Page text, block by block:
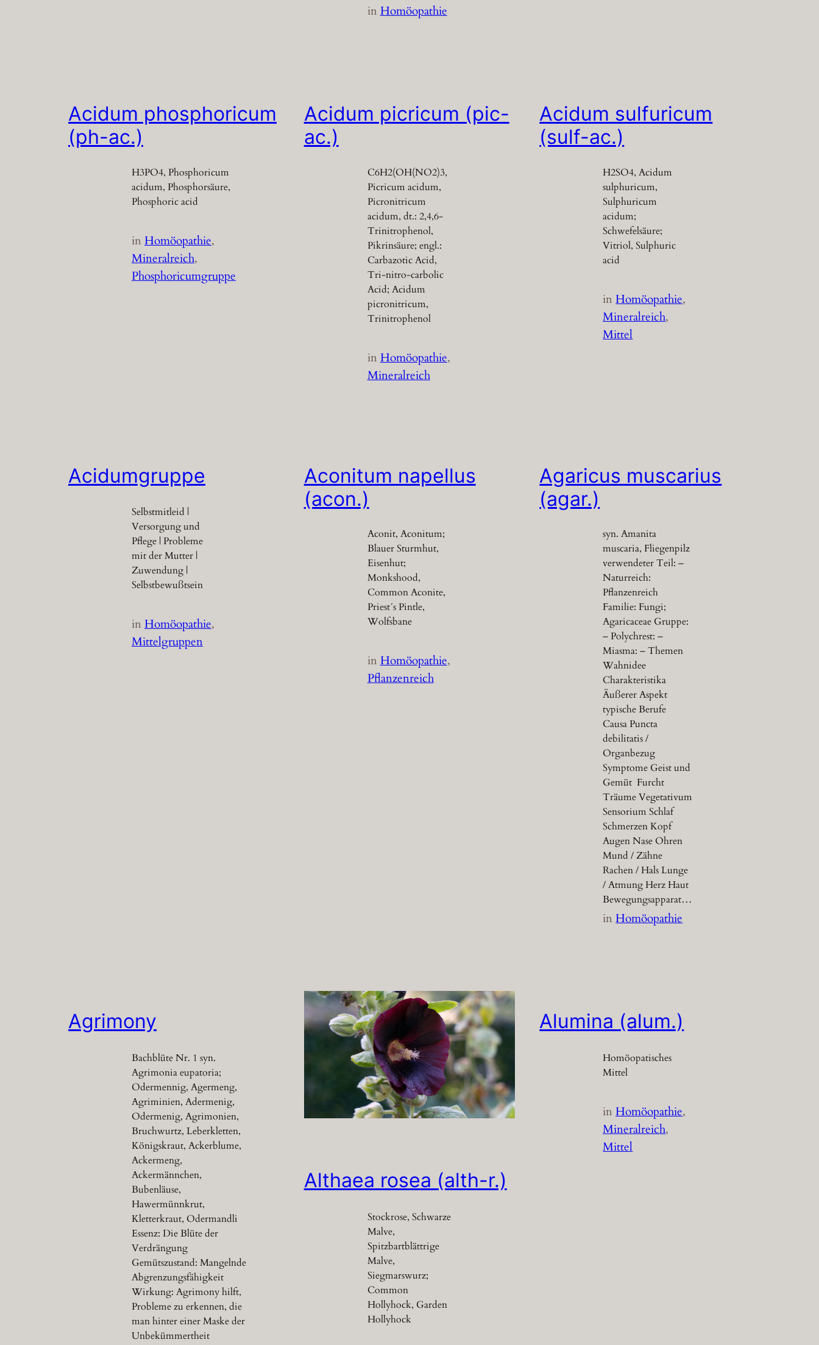
inHomöopathie
Acidum phosphoricum
(ph-ac.)
H3PO4, Phosphoricum
acidum, Phosphorsäure,
Phosphoric acid
inHomöopathie
Mineralreich
Phosphoricumgruppe
Acidum picricum (pic-
ac.)
C6H2(OH(NO2)3,
Picricum acidum,
Picronitricum
acidum, dt.: 2,4,6-
Trinitrophenol,
Pikrinsäure; engl.:
Carbazotic Acid,
Tri-nitro-carbolic
Acid; Acidum
picronitricum,
Trinitrophenol
inHomöopathie
Mineralreich
Acidum sulfuricum
(sulf-ac.)
H2SO4, Acidum
sulphuricum,
Sulphuricum
acidum;
Schwefelsäure;
Vitriol, Sulphuric
acid
inHomöopathie
Mineralreich
Mittel
Acidumgruppe
Selbstmitleid |
Versorgung und
Pflege | Probleme
mit der Mutter |
Zuwendung |
Selbstbewußtsein
inHomöopathie
Mittelgruppen
Aconitum napellus
(acon.)
Aconit, Aconitum;
Blauer Sturmhut,
Eisenhut;
Monkshood,
Common Aconite,
Priest´s Pintle,
Wolfsbane
inHomöopathie
Pflanzenreich
Agaricus muscarius
(agar.)
syn. Amanita
muscaria, Fliegenpilz
verwendeter Teil: –
Naturreich:
Pflanzenreich
Familie: Fungi;
Agaricaceae Gruppe:
– Polychrest: –
Miasma: – Themen
Wahnidee
Charakteristika
Äußerer Aspekt
typische Berufe
Causa Puncta
debilitatis /
Organbezug
Symptome Geist und
Gemüt Furcht
Träume Vegetativum
Sensorium Schlaf
Schmerzen Kopf
Augen Nase Ohren
Mund / Zähne
Rachen / Hals Lunge
/ Atmung Herz Haut
Bewegungsapparat…
inHomöopathie
Agrimony
Bachblüte Nr. 1 syn.
Agrimonia eupatoria;
Odermennig, Agermeng,
Agriminien, Adermenig,
Odermenig, Agrimonien,
Bruchwurtz, Leberkletten,
Königskraut, Ackerblume,
Ackermeng,
Ackermännchen,
Bubenläuse,
Hawermünnkrut,
Kletterkraut, Odermandli
Essenz: Die Blüte der
Verdrängung
Gemütszustand: Mangelnde
Abgrenzungsfähigkeit
Wirkung: Agrimony hilft,
Probleme zu erkennen, die
man hinter einer Maske der
Unbekümmertheit
Althaea rosea (alth-r.)
Stockrose, Schwarze
Malve,
Spitzbartblättrige
Malve,
Siegmarswurz;
Common
Hollyhock, Garden
Hollyhock
Alumina (alum.)
Homöopatisches
Mittel
inHomöopathie
Mineralreich
Mittel